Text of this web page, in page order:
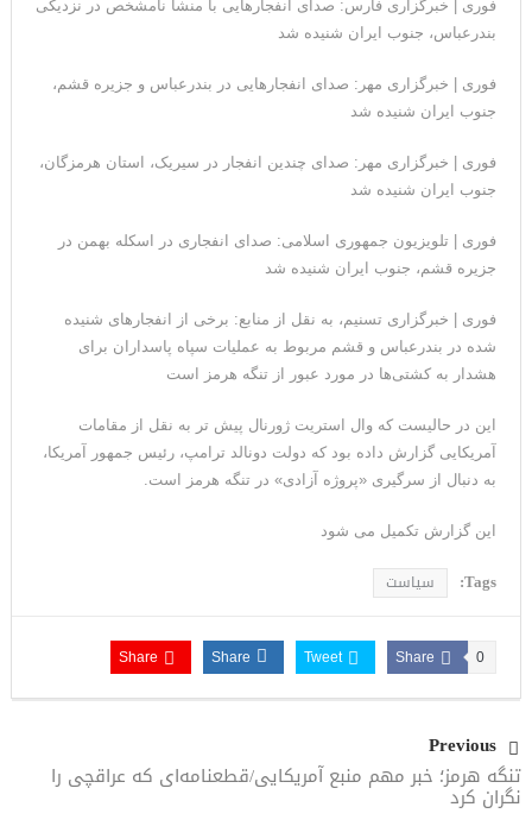
فوری | خبرگزاری فارس: صدای انفجارهایی با منشأ نامشخص در نزدیکی
بندرعباس، جنوب ایران شنیده شد
فوری | خبرگزاری مهر: صدای انفجارهایی در بندرعباس و جزیره قشم،
جنوب ایران شنیده شد
فوری | خبرگزاری مهر: صدای چندین انفجار در سیریک، استان هرمزگان،
جنوب ایران شنیده شد
فوری | تلویزیون جمهوری اسلامی: صدای انفجاری در اسکله بهمن در
جزیره قشم، جنوب ایران شنیده شد
فوری | خبرگزاری تسنیم، به نقل از منابع: برخی از انفجارهای شنیده
شده در بندرعباس و قشم مربوط به عملیات سپاه پاسداران برای
هشدار به کشتی‌ها در مورد عبور از تنگه هرمز است
این در حالیست که وال استریت ژورنال پیش تر به نقل از مقامات
آمریکایی گزارش داده بود که دولت دونالد ترامپ، رئیس جمهور آمریکا،
به دنبال از سرگیری «پروژه آزادی» در تنگه هرمز است.
این گزارش تکمیل می شود
Tags: سیاست
Share 0
Tweet
Share
Share
Previous
تنگه هرمز؛ خبر مهم منبع آمریکایی/قطعنامه‌ای که عراقچی را
نگران کرد